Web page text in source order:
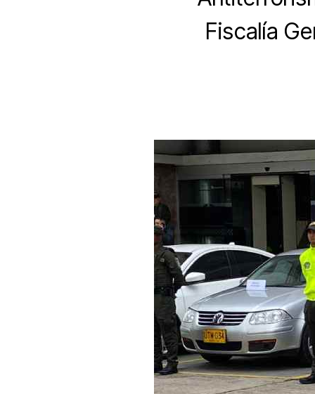
Fiscalía